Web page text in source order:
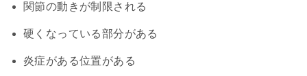
関節の動きが制限される
硬くなっている部分がある
炎症がある位置がある